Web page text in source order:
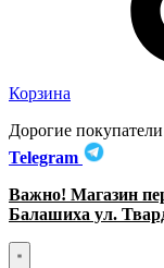
Корзина
Дорогие
Telegram
Важно! Магазин
Балашиха ул.